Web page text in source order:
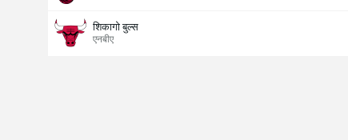
शिकागो बुल्स
एनबीए